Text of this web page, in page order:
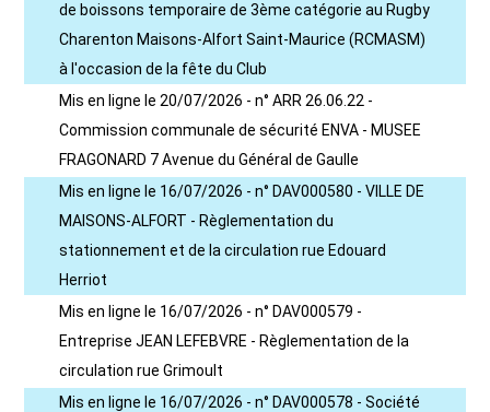
de boissons temporaire de 3ème catégorie au Rugby
Charenton Maisons-Alfort Saint-Maurice (RCMASM)
à l'occasion de la fête du Club
Mis en ligne le 20/07/2026 - n° ARR 26.06.22 -
Commission communale de sécurité ENVA - MUSEE
FRAGONARD 7 Avenue du Général de Gaulle
Mis en ligne le 16/07/2026 - n° DAV000580 - VILLE DE
MAISONS-ALFORT - Règlementation du
stationnement et de la circulation rue Edouard
Herriot
Mis en ligne le 16/07/2026 - n° DAV000579 -
Entreprise JEAN LEFEBVRE - Règlementation de la
circulation rue Grimoult
Mis en ligne le 16/07/2026 - n° DAV000578 - Société